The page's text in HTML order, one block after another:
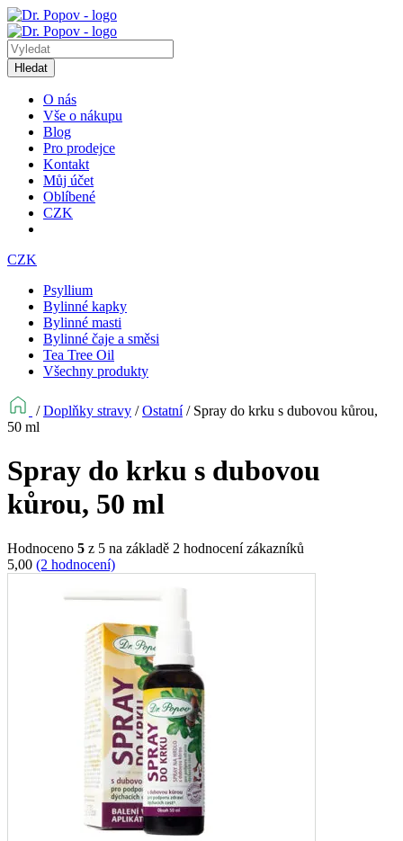
Hledat
O nás
Vše o nákupu
Blog
Pro prodejce
Kontakt
Můj účet
Oblíbené
CZK
CZK
Psyllium
Bylinné kapky
Bylinné masti
Bylinné čaje a směsi
Tea Tree Oil
Všechny produkty
/Doplňky stravy /Ostatní/ Spray do krku s dubovou kůrou,
50 ml
Spray do krku s dubovou
kůrou, 50 ml
Hodnoceno 5 z 5 na základě 2 hodnocení zákazníků
5,00 (2 hodnocení)